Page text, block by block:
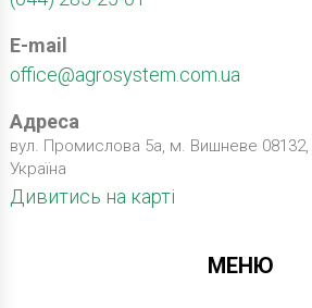
E-mail
office@agrosystem.com.ua
Адреса
вул. Промислова 5а, м. Вишневе 08132,
Україна
Дивитись на карті
МЕНЮ